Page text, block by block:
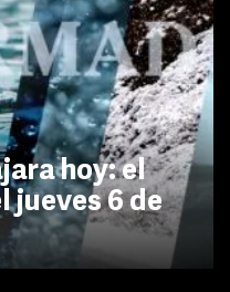
hoy: el
jueves 6 de